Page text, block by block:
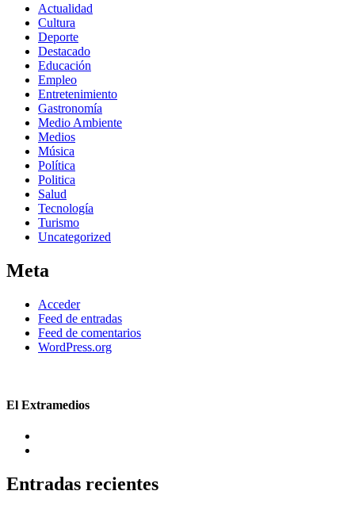
Actualidad
Cultura
Deporte
Destacado
Educación
Empleo
Entretenimiento
Gastronomía
Medio Ambiente
Medios
Música
Política
Politica
Salud
Tecnología
Turismo
Uncategorized
Meta
Acceder
Feed de entradas
Feed de comentarios
WordPress.org
El Extramedios
Entradas recientes